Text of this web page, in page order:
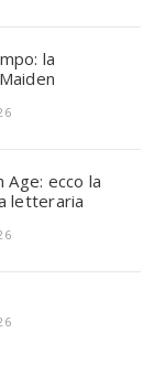
la
Age: ecco la
letteraria